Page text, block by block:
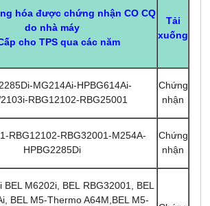
hóa được chứng nhận CO CQ
do nhà máy
cho TPS qua các năm
Tải
xuống
MG214Ai-HPBG614Ai-
RBG12102-RBG25001
Chứng
nhận
RBG12102-RBG32001-M254A-
HPBG2285Di
Chứng
nhận
BEL M6202i, BEL RBG32001, BEL
BEL M5-Thermo A64M,BEL M5-